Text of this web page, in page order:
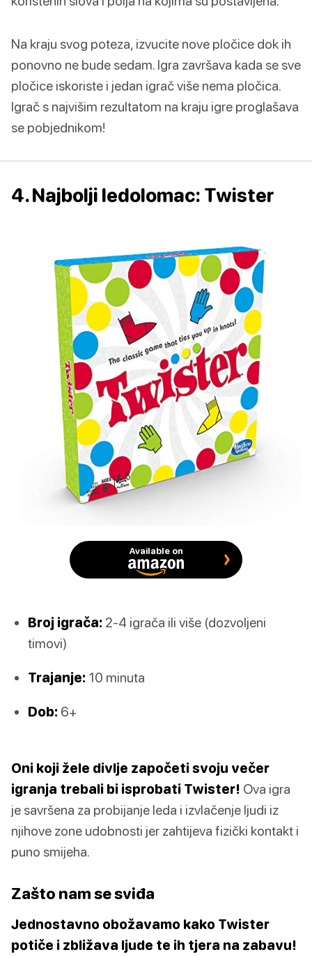
Na kraju svog poteza, izvucite nove pločice dok ih
ponovno ne bude sedam. Igra završava kada se sve
pločice iskoriste i jedan igrač više nema pločica.
Igrač s najvišim rezultatom na kraju igre proglašava
se pobjednikom!
4. Najbolji ledolomac: Twister
Available on
Broj igrača: 2-4 igrača ili više (dozvoljeni
timovi)
Trajanje: 10 minuta
Dob: 6+
Oni koji žele divlje započeti svoju večer
igranja trebali bi isprobati Twister! Ova igra
je savršena za probijanje leda i izvlačenje ljudi iz
njihove zone udobnosti jer zahtijeva fizički kontakt i
puno smijeha.
Zašto nam se sviđa
Jednostavno obožavamo kako Twister
potiče i zbližava ljude te ih tjera na zabavu!